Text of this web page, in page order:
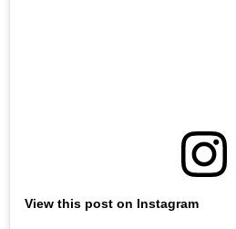
View this post on Instagram